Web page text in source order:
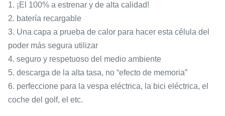
1. ¡El 100% a estrenar y de alta calidad!
2. batería recargable
3. Una capa a prueba de calor para hacer esta célula del
poder más segura utilizar
4. seguro y respetuoso del medio ambiente
5. descarga de la alta tasa, no “efecto de memoria”
6. perfeccione para la vespa eléctrica, la bici eléctrica, el
coche del golf, el etc.